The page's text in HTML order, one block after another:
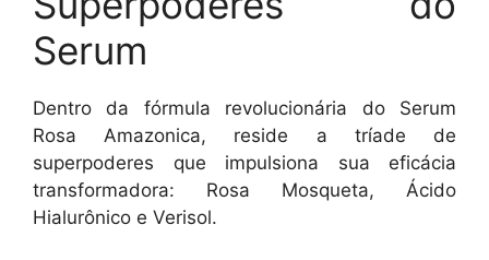
Serum
Dentro da fórmula revolucionária do Serum
Rosa Amazonica, reside a tríade de
superpoderes que impulsiona sua eficácia
transformadora: Rosa Mosqueta, Ácido
Hialurônico e Verisol.